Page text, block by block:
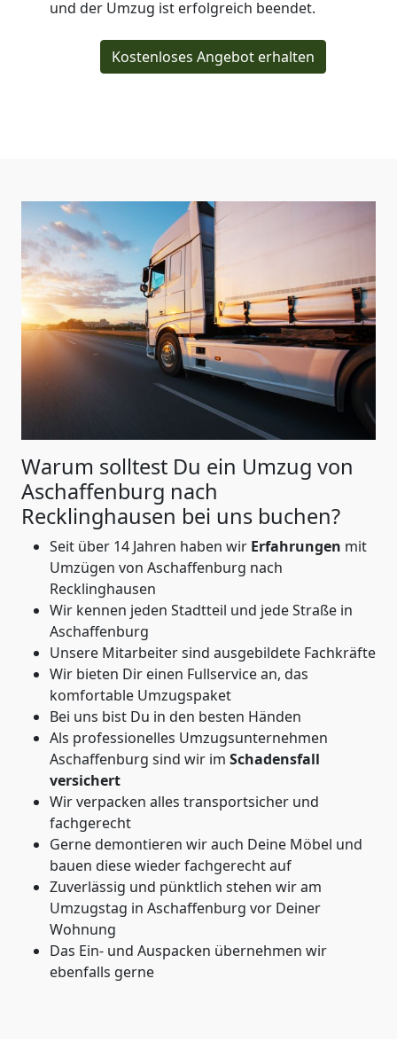
und der Umzug ist erfolgreich beendet.
Kostenloses Angebot erhalten
Warum solltest Du ein Umzug von
Aschaffenburg nach
Recklinghausen bei uns buchen?
Seit über 14 Jahren haben wir Erfahrungen mit
Umzügen von Aschaffenburg nach
Recklinghausen
Wir kennen jeden Stadtteil und jede Straße in
Aschaffenburg
Unsere Mitarbeiter sind ausgebildete Fachkräfte
Wir bieten Dir einen Fullservice an, das
komfortable Umzugspaket
Bei uns bist Du in den besten Händen
Als professionelles Umzugsunternehmen
Aschaffenburg sind wir im Schadensfall
versichert
Wir verpacken alles transportsicher und
fachgerecht
Gerne demontieren wir auch Deine Möbel und
bauen diese wieder fachgerecht auf
Zuverlässig und pünktlich stehen wir am
Umzugstag in Aschaffenburg vor Deiner
Wohnung
Das Ein- und Auspacken übernehmen wir
ebenfalls gerne